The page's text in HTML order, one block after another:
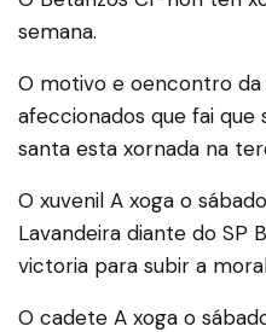
semana.
O motivo e oencontro
afeccionados que fai que
santa esta xornada na
O xuvenil A xoga o
Lavandeira diante do SP
victoria para subir a
O cadete A xoga o